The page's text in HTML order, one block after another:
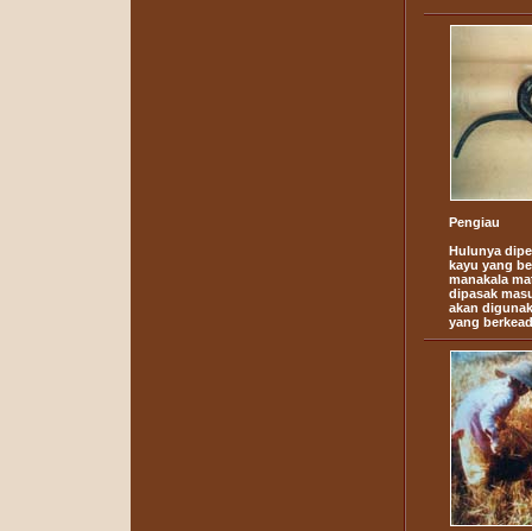
Pengiau
Hulunya
kayu yang
manakala
dipasak
akan
yang